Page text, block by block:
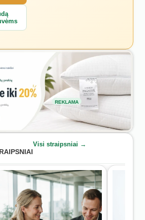
REKLAMA
Visi straipsniai →